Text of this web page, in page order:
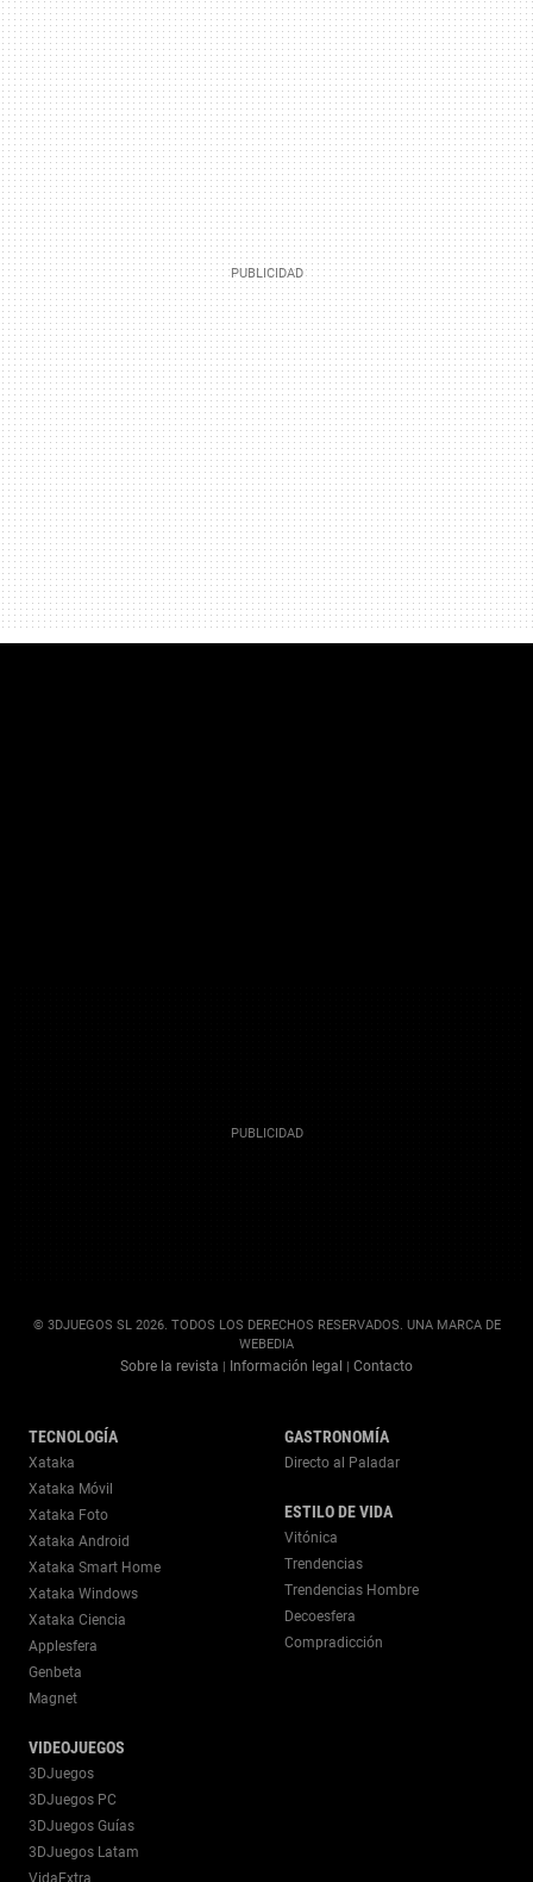
© 3DJUEGOS SL 2026. TODOS LOS DERECHOS RESERVADOS. UNA MARCA DE
WEBEDIA
Sobre la revista | Información legal | Contacto
TECNOLOGÍA
Xataka
Xataka Móvil
Xataka Foto
Xataka Android
Xataka Smart Home
Xataka Windows
Xataka Ciencia
Applesfera
Genbeta
Magnet
VIDEOJUEGOS
3DJuegos
3DJuegos PC
3DJuegos Guías
3DJuegos Latam
VidaExtra
GASTRONOMÍA
Directo al Paladar
ESTILO DE VIDA
Vitónica
Trendencias
Trendencias Hombre
Decoesfera
Compradicción